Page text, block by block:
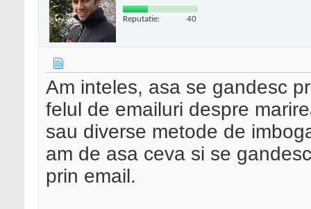
Reputatie: 40
Am inteles, asa se gandesc
felul de emailuri despre
sau diverse metode de
am de asa ceva si se
prin email.